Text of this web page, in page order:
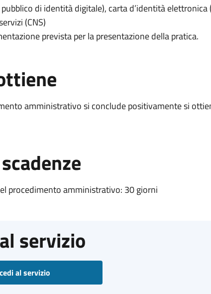
di identità digitale), carta d’identità elettronica
(CNS)
prevista per la presentazione della pratica.
amministrativo si conclude positivamente si
procedimento amministrativo: 30 giorni
servizio
al servizio